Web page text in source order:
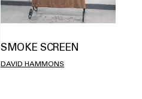
SMOKE SCREEN
DAVID HAMMONS